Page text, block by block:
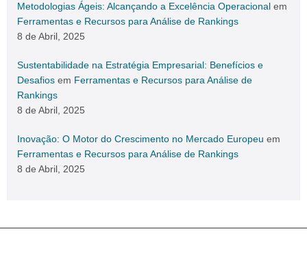
Metodologias Ágeis: Alcançando a Excelência Operacional em
Ferramentas e Recursos para Análise de Rankings
8 de Abril, 2025
Sustentabilidade na Estratégia Empresarial: Benefícios e
Desafios em Ferramentas e Recursos para Análise de
Rankings
8 de Abril, 2025
Inovação: O Motor do Crescimento no Mercado Europeu em
Ferramentas e Recursos para Análise de Rankings
8 de Abril, 2025